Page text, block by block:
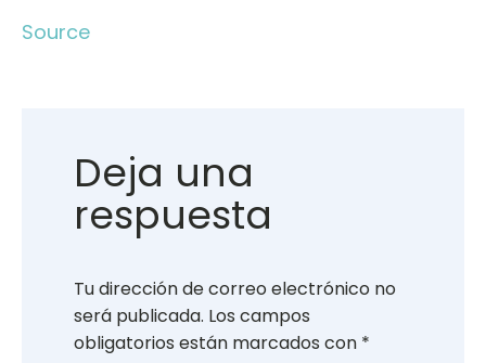
Source
Deja una
respuesta
Tu dirección de correo electrónico no
será publicada. Los campos
obligatorios están marcados con *